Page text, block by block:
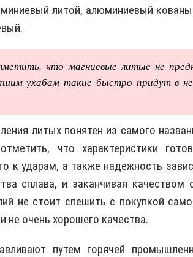
литой, алюминиевый
что магниевые литые не
ухабам такие быстро придут в
литых понятен из самого
что характеристики
к ударам, а также надежность
сплава, и заканчивая качеством
не стоит спешить с покупкой
не очень хорошего качества.
путем горячей